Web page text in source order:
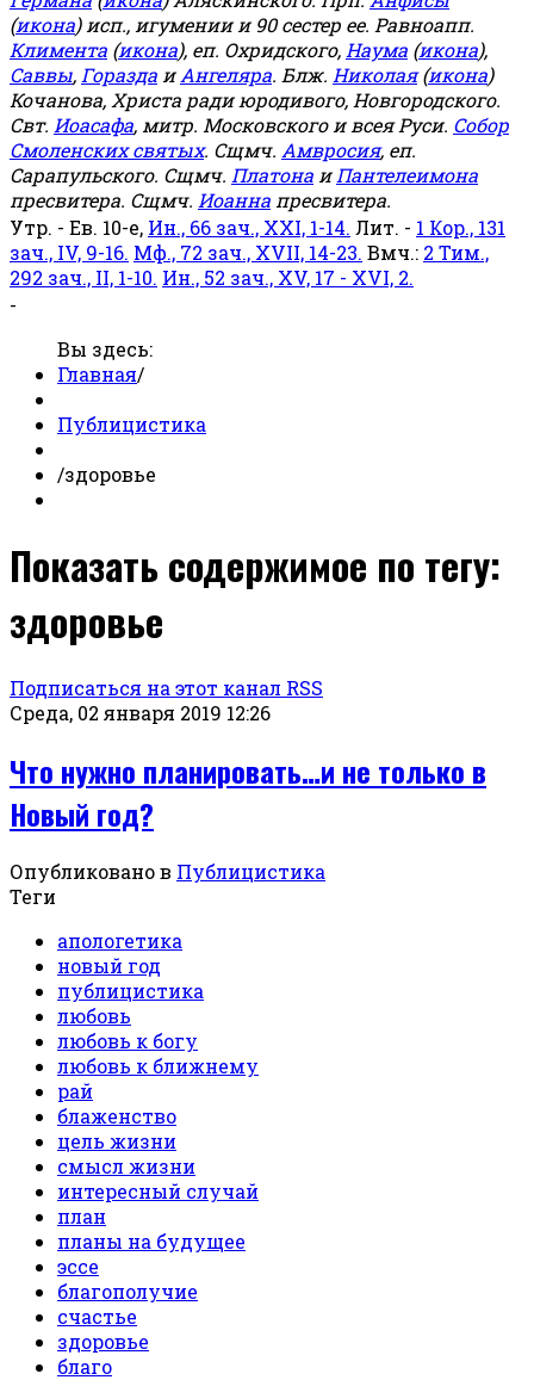
(икона) исп., игумении и 90 сестер ее. Равноапп.
Климента (икона), еп. Охридского, Наума (икона),
Саввы, Горазда иАнгеляра. Блж. Николая(икона)
Кочанова, Христа ради юродивого, Новгородского.
Свт. Иоасафа, митр. Московского и всея Руси. Собор
Смоленских святых. Сщмч. Амвросия, еп.
Сарапульского. Сщмч. Платона иПантелеимона
пресвитера. Сщмч. Иоанна пресвитера.
Утр. - Ев. 10-е, Ин., 66 зач., XXI, 1-14. Лит. - 1 Кор., 131
зач., IV, 9-16. Мф., 72 зач., XVII, 14-23. Вмч.: 2 Тим.,
292 зач., II, 1-10. Ин., 52 зач., XV, 17 - XVI, 2.
-
Вы здесь:
Главная/
Публицистика
/здоровье
Показать содержимое по тегу:
здоровье
Подписаться на этот канал RSS
Среда, 02 января 2019 12:26
Что нужно планировать…и не только в
Новый год?
Опубликовано в Публицистика
Теги
апологетика
новый год
публицистика
любовь
любовь к богу
любовь к ближнему
рай
блаженство
цель жизни
смысл жизни
интересный случай
план
планы на будущее
эссе
благополучие
счастье
здоровье
благо